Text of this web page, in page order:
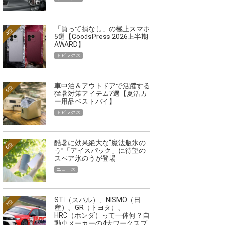
「買って損なし」の極上スマホ
5選【GoodsPress 2026上半期
AWARD】
4位
トピックス
車中泊＆アウトドアで活躍する
猛暑対策アイテム7選【夏活カ
ー用品ベストバイ】
5位
トピックス
酷暑に効果絶大な“魔法瓶氷の
う”「アイスパック」に待望の
スペア氷のうが登場
6位
ニュース
STI（スバル）、NISMO（日
産）、GR（トヨタ）、
HRC（ホンダ）って一体何？自
動車メーカーの4大ワークスブ
7位